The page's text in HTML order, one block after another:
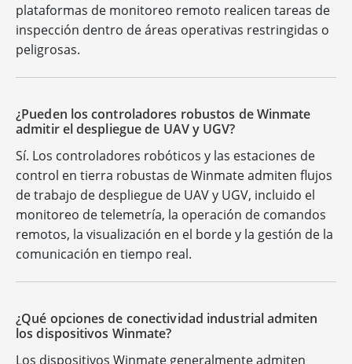
plataformas de monitoreo remoto realicen tareas de
inspección dentro de áreas operativas restringidas o
peligrosas.
¿Pueden los controladores robustos de Winmate
admitir el despliegue de UAV y UGV?
Sí. Los controladores robóticos y las estaciones de
control en tierra robustas de Winmate admiten flujos
de trabajo de despliegue de UAV y UGV, incluido el
monitoreo de telemetría, la operación de comandos
remotos, la visualización en el borde y la gestión de la
comunicación en tiempo real.
¿Qué opciones de conectividad industrial admiten
los dispositivos Winmate?
Los dispositivos Winmate generalmente admiten